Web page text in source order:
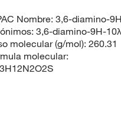
Nombre:3,6-diamino-
3,6-diamino-9H-
molecular (g/mol):260.31
molecular: